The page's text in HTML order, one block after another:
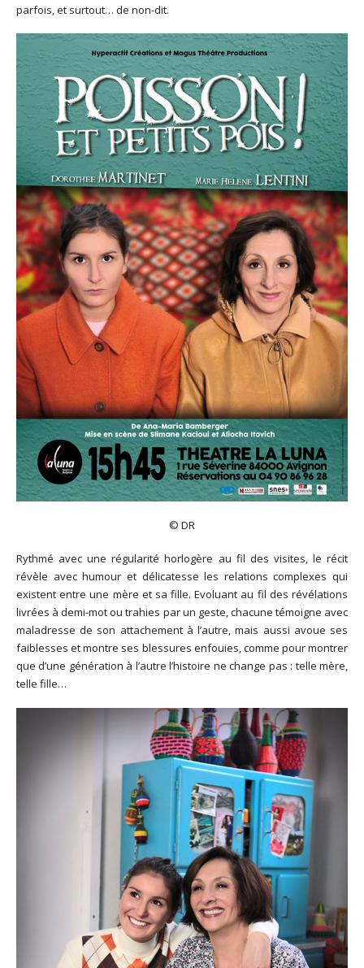
parfois, et surtout… de non-dit.
© DR
Rythmé avec une régularité horlogère au fil des visites, le récit
révèle avec humour et délicatesse les relations complexes qui
existent entre une mère et sa fille. Evoluant au fil des révélations
livrées à demi-mot ou trahies par un geste, chacune témoigne avec
maladresse de son attachement à l’autre, mais aussi avoue ses
faiblesses et montre ses blessures enfouies, comme pour montrer
que d’une génération à l’autre l’histoire ne change pas : telle mère,
telle fille…